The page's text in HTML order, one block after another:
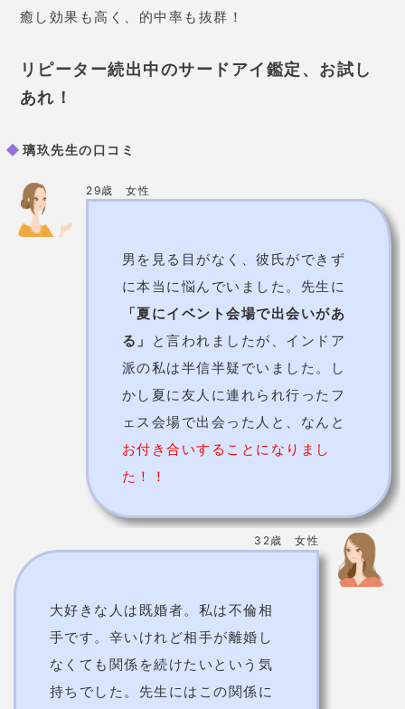
癒し効果も高く、的中率も抜群！
リピーター続出中のサードアイ鑑定、お試し
あれ！
璃玖先生の口コミ
29歳 女性
男を見る目がなく、彼氏ができず
に本当に悩んでいました。先生に
「夏にイベント会場で出会いがあ
る」
と言われましたが、インドア
派の私は半信半疑でいました。し
かし夏に友人に連れられ行ったフ
ェス会場で出会った人と、なんと
お付き合いすることになりまし
た！！
32歳 女性
大好きな人は既婚者。私は不倫相
手です。辛いけれど相手が離婚し
なくても関係を続けたいという気
持ちでした。先生にはこの関係に